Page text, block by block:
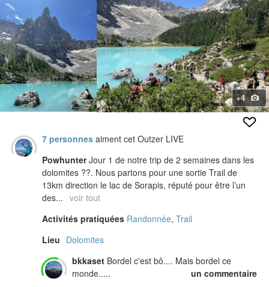
+4
7 personnes aiment cet Outzer LIVE
PowhunterJour 1 de notre trip de 2 semaines dans les
dolomites ??. Nous partons pour une sortie Trail de
13km direction le lac de Sorapis, réputé pour être l’un
des... voir tout
Activités pratiquées Randonnée, Trail
Lieu Dolomites
bkkaset Bordel c'est bô.... Mais bordel ce
monde.....
un commentaire